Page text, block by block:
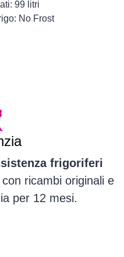
99 litri
No Frost
frigoriferi
ricambi originali e
per 12 mesi.